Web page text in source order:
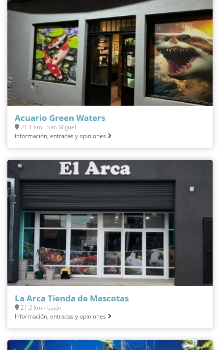
Acuario Green Waters
21.1 km - San Miguel
Información, entradas y opiniones
La Arca Tienda de Mascotas
21.2 km - Luján
Información, entradas y opiniones